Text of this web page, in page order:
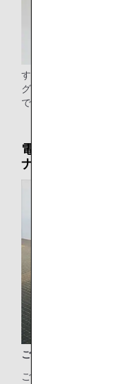
すべての空港で車い
グ可能な車いすや、
でご用意しております
電動カートサー
ナル限定）
ご利用いただける時
ご搭乗口までの歩行